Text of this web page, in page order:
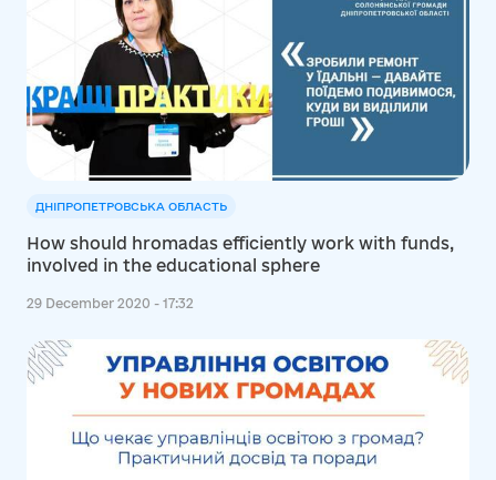
ДНІПРОПЕТРОВСЬКА ОБЛАСТЬ
How should hromadas efficiently work with funds,
involved in the educational sphere
29 December 2020 - 17:32